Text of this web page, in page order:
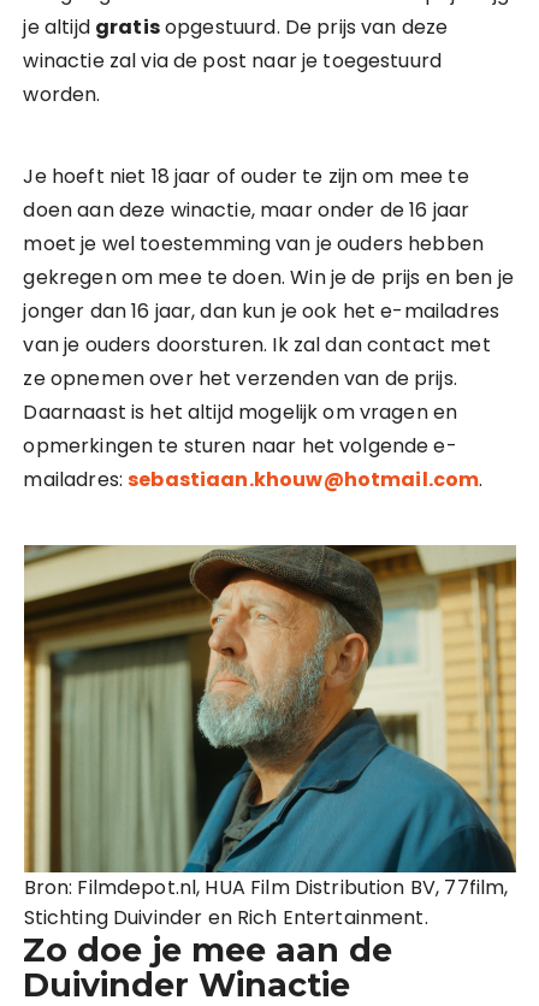
je altijd gratisopgestuurd. De prijs van deze
winactie zal via de post naar je toegestuurd
worden.
Je hoeft niet 18 jaar of ouder te zijn om mee te
doen aan deze winactie, maar onder de 16 jaar
moet je wel toestemming van je ouders hebben
gekregen om mee te doen. Win je de prijs en ben je
jonger dan 16 jaar, dan kun je ook het e-mailadres
van je ouders doorsturen. Ik zal dan contact met
ze opnemen over het verzenden van de prijs.
Daarnaast is het altijd mogelijk om vragen en
opmerkingen te sturen naar het volgende e-
mailadres:sebastiaan.khouw@hotmail.com.
Bron: Filmdepot.nl, HUA Film Distribution BV, 77film,
Stichting Duivinder en Rich Entertainment.
Zo doe je mee aan de
Duivinder Winactie